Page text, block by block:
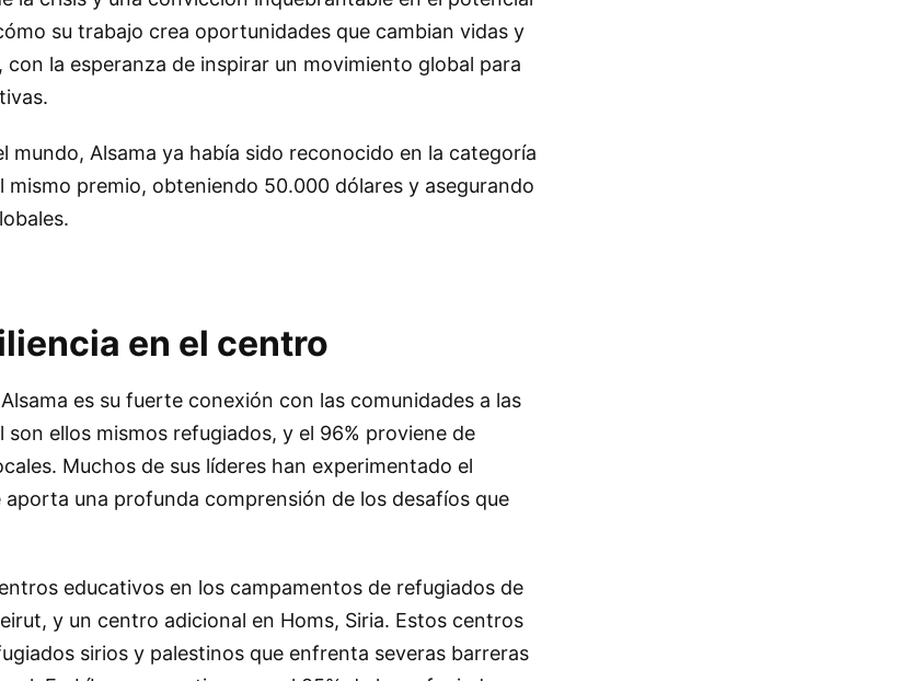
su trabajo crea oportunidades que cambian vidas y
la esperanza de inspirar un movimiento global para
mundo, Alsama ya había sido reconocido en la categoría
mismo premio, obteniendo 50.000 dólares y asegurando
en el centro
es su fuerte conexión con las comunidades a las
son ellos mismos refugiados, y el 96% proviene de
Muchos de sus líderes han experimentado el
una profunda comprensión de los desafíos que
educativos en los campamentos de refugiados de
y un centro adicional en Homs, Siria. Estos centros
sirios y palestinos que enfrenta severas barreras